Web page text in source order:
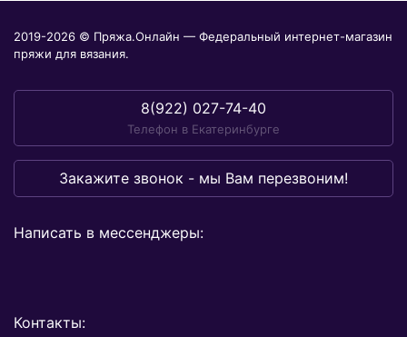
2019-2026 © Пряжа.Онлайн — Федеральный интернет-магазин
пряжи для вязания.
8(922) 027-74-40
Телефон в Екатеринбурге
Закажите звонок - мы Вам перезвоним!
Написать в мессенджеры:
Контакты: